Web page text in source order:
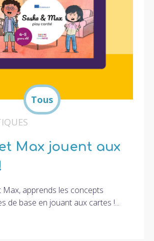
Max jouent aux
Max, apprends les concepts
de base en jouant aux cartes !...